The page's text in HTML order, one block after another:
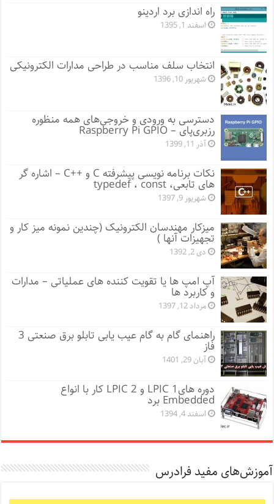
راه اندازی برد اردینو
اسفند 1, 1395
انتخاب سلف مناسب در طراحی مدارات الکترونیکی
شهریور 10, 1396
دسترسی به ورودی و خروجی‌های همه منظوره
رزبری‌پای – Raspberry Pi GPIO
آذر 11, 1399
نکات برنامه نویسی پیشرفته C و ++C – اشاره گر
های تابعی، typedef ، const
شهریور 9, 1397
میزکار مهندسان الکترونیک (چندین نمونه میز کار و
تجهیزات آنها )
دی 2, 1392
آپ امپ ها یا تقویت کننده های عملیاتی – مدارات
و کاربرد ها
مرداد 12, 1397
راهنمای گام به گام عیب یابی تابلو برق صنعتی 3
فاز
آبان 29, 1401
دوره هایLPIC 1 و LPIC 2 کار با انواع
Embedded برد
اسفند 4, 1394
آموزش‌های مفید فرادرس